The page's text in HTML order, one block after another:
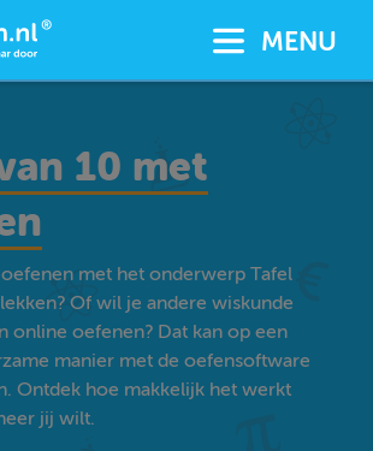
MENU
10 met
met het onderwerp Tafel
Of wil je andere wiskunde
online oefenen? Dat kan op een
manier met de oefensoftware
Ontdek hoe makkelijk het werkt
jij wilt.